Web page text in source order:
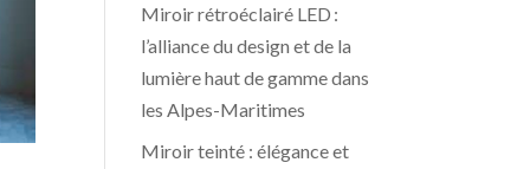
Miroir rétroéclairé LED :
l’alliance du design et de la
lumière haut de gamme dans
les Alpes-Maritimes
Miroir teinté : élégance et